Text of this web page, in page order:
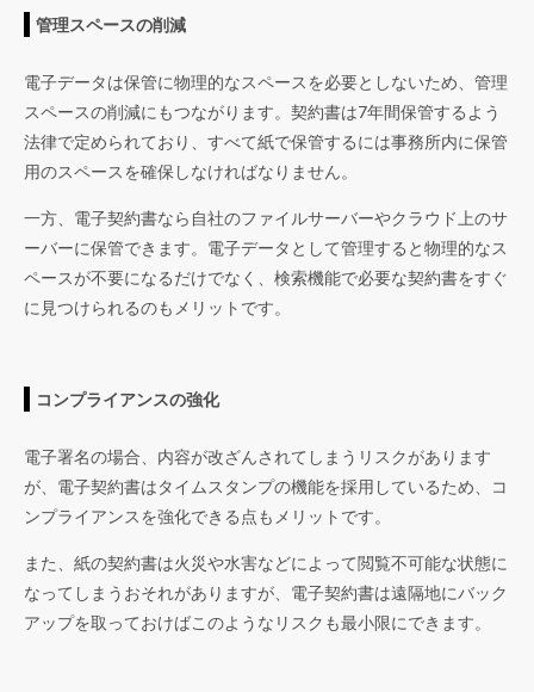
管理スペースの削減
電子データは保管に物理的なスペースを必要としないため、管理
スペースの削減にもつながります。契約書は7年間保管するよう
法律で定められており、すべて紙で保管するには事務所内に保管
用のスペースを確保しなければなりません。
一方、電子契約書なら自社のファイルサーバーやクラウド上のサ
ーバーに保管できます。電子データとして管理すると物理的なス
ペースが不要になるだけでなく、検索機能で必要な契約書をすぐ
に見つけられるのもメリットです。
コンプライアンスの強化
電子署名の場合、内容が改ざんされてしまうリスクがあります
が、電子契約書はタイムスタンプの機能を採用しているため、コ
ンプライアンスを強化できる点もメリットです。
また、紙の契約書は火災や水害などによって閲覧不可能な状態に
なってしまうおそれがありますが、電子契約書は遠隔地にバック
アップを取っておけばこのようなリスクも最小限にできます。